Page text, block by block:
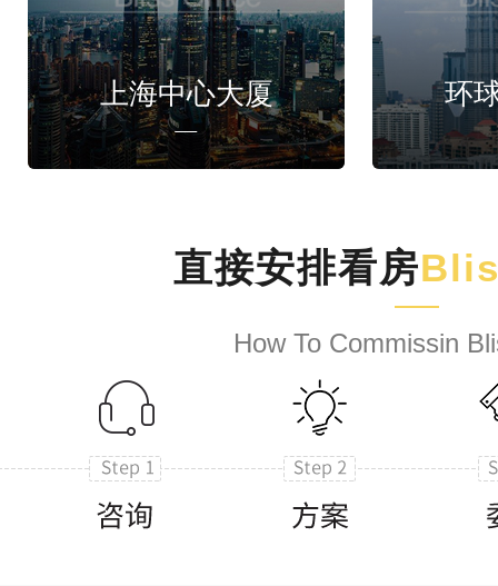
上海中心大厦 环
直接安排看房
How To Commissin